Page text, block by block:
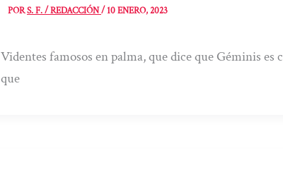
PORS. F. / REDACCIÓN/10 ENERO, 2023
Videntes famosos en palma, que dice que Géminis
que